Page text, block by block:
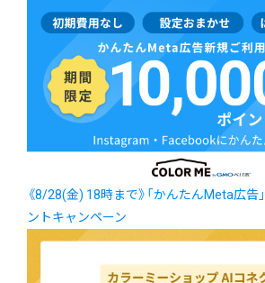
《8/28(金) 18時まで》「かんたんMeta広告
ントキャンペーン